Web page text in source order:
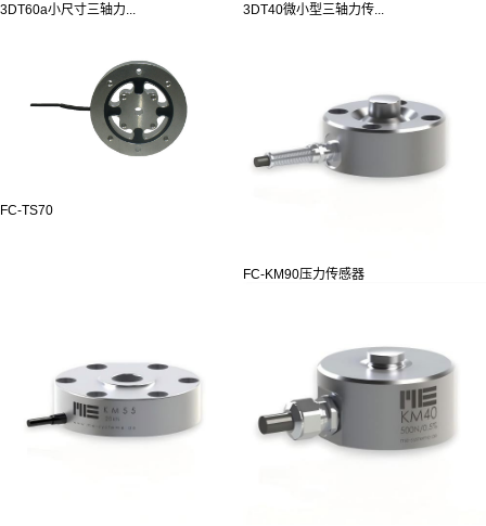
3DT60a小尺寸三轴力... 3DT40微小型三轴力传...
FC-TS70
FC-KM90压力传感器